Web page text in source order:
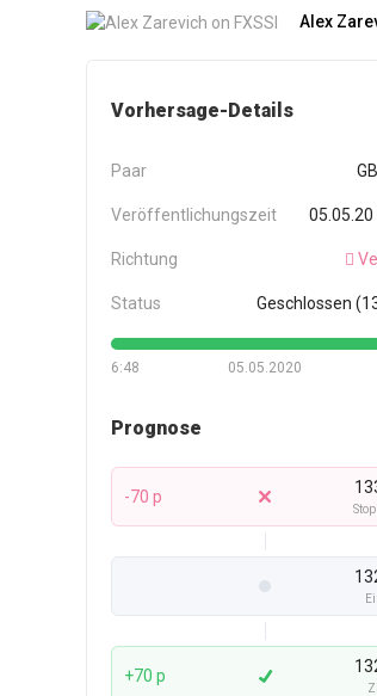
Alex
Vorhersage-Details
Paar
Veröffentlichungszeit 05.05.20
Richtung
Status Geschlossen
6:48 05.05.2020
Prognose
-70 p
+70 p